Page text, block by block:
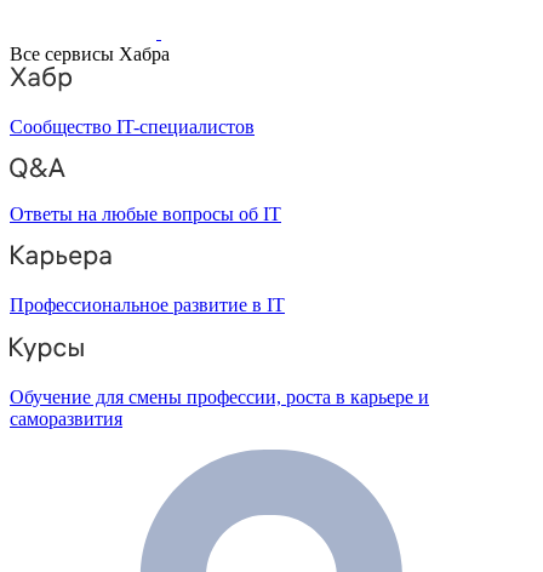
Все сервисы Хабра
Сообщество IT-специалистов
Ответы на любые вопросы об IT
Профессиональное развитие в IT
Обучение для смены профессии, роста в карьере и
саморазвития